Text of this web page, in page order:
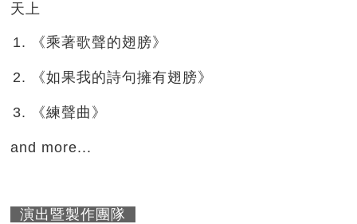
天上
《乘著歌聲的翅膀》
《如果我的詩句擁有翅膀》
《練聲曲》
and more...
演出暨製作團隊